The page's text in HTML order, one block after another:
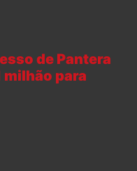
de Pantera
milhão para